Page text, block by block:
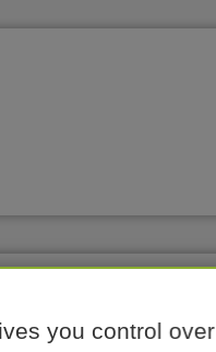
you control